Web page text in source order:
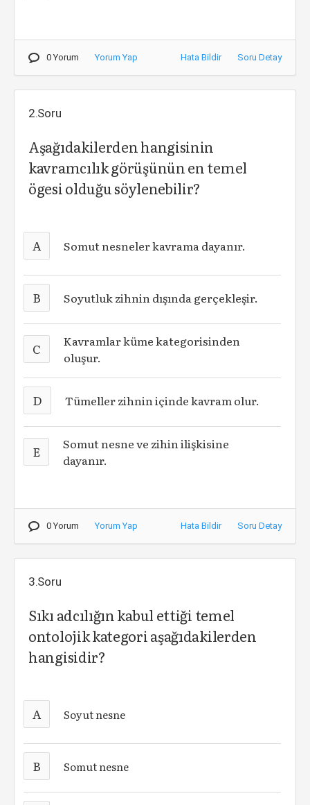
0 Yorum Yorum Yap Hata Bildir Soru Detay
2.Soru
Aşağıdakilerden hangisinin
kavramcılık görüşünün en temel
ögesi olduğu söylenebilir?
A Somut nesneler kavrama dayanır.
B Soyutluk zihnin dışında gerçekleşir.
C
Kavramlar küme kategorisinden
oluşur.
D Tümeller zihnin içinde kavram olur.
E
Somut nesne ve zihin ilişkisine
dayanır.
0 Yorum Yorum Yap Hata Bildir Soru Detay
3.Soru
Sıkı adcılığın kabul ettiği temel
ontolojik kategori aşağıdakilerden
hangisidir?
A Soyut nesne
B Somut nesne